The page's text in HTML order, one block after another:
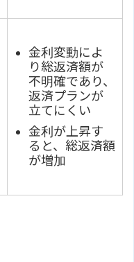
金利変動によ
り総返済額が
不明確であり、
返済プランが
立てにくい
金利が上昇す
ると、総返済額
が増加